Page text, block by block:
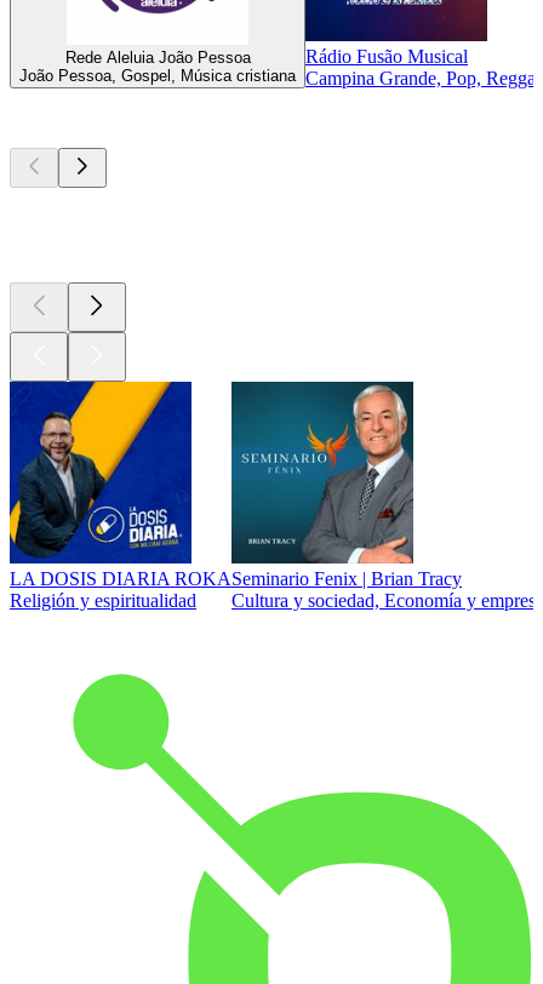
Rede Aleluia João Pessoa
João Pessoa, Gospel, Música cristiana
Rádio Fusão Musical
Campina Grande, Pop,
LA DOSIS DIARIA ROKA
Religión y espiritualidad
Seminario Fenix | Brian Tracy
Cultura y sociedad, Economía y